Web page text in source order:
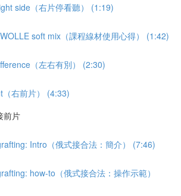
side（右片停看聽） (1:19)
soft mix（課程線材使用心得） (1:42)
（左右有別） (2:30)
（右前片） (4:33)
前片
Intro（俄式接合法：簡介） (7:46)
how-to（俄式接合法：操作示範）